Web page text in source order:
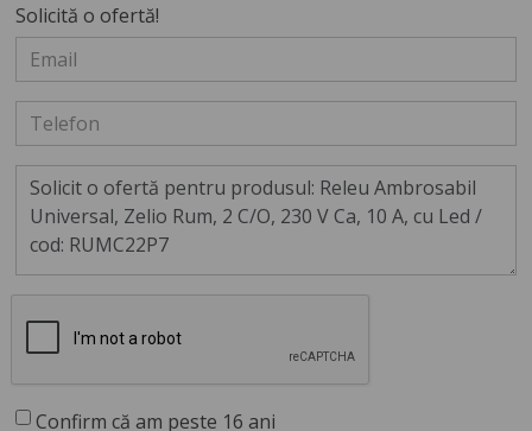
Solicită o ofertă!
Confirm că am peste 16 ani